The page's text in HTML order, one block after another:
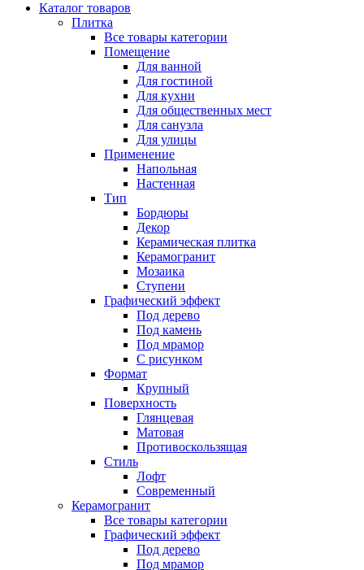
Каталог товаров
Плитка
Все товары категории
Помещение
Для ванной
Для гостиной
Для кухни
Для общественных мест
Для санузла
Для улицы
Применение
Напольная
Настенная
Тип
Бордюры
Декор
Керамическая плитка
Керамогранит
Мозаика
Ступени
Графический эффект
Под дерево
Под камень
Под мрамор
С рисунком
Формат
Крупный
Поверхность
Глянцевая
Матовая
Противоскользящая
Стиль
Лофт
Современный
Керамогранит
Все товары категории
Графический эффект
Под дерево
Под мрамор